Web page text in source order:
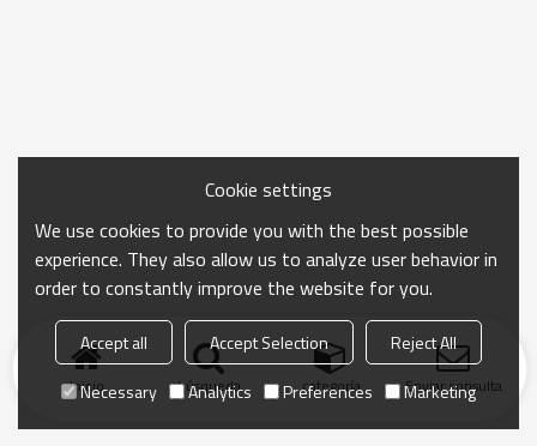
Inicio búsqueda categoría Enviar consulta
Cookie settings
We use cookies to provide you with the best possible
experience. They also allow us to analyze user behavior in
order to constantly improve the website for you.
Accept all Accept Selection
Reject All
Necessary
Analytics Preferences Marketing